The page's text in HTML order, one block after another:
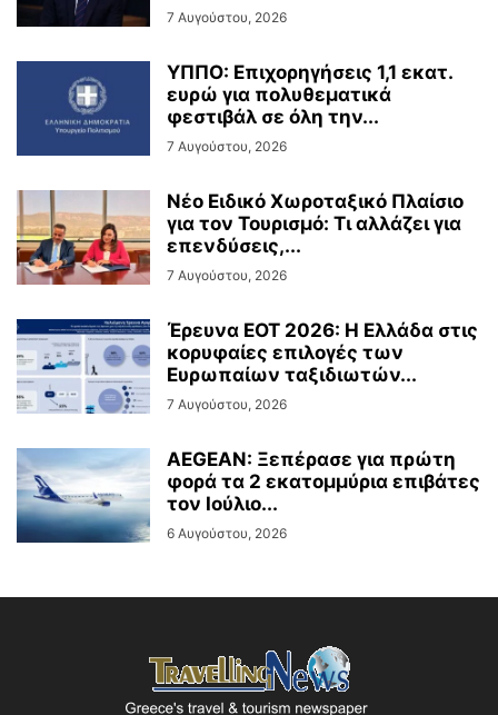
7 Αυγούστου, 2026
ΥΠΠΟ: Επιχορηγήσεις 1,1 εκατ.
ευρώ για πολυθεματικά
φεστιβάλ σε όλη την...
7 Αυγούστου, 2026
Νέο Ειδικό Χωροταξικό Πλαίσιο
για τον Τουρισμό: Τι αλλάζει για
επενδύσεις,...
7 Αυγούστου, 2026
Έρευνα ΕΟΤ 2026: Η Ελλάδα στις
κορυφαίες επιλογές των
Ευρωπαίων ταξιδιωτών...
7 Αυγούστου, 2026
AEGEAN: Ξεπέρασε για πρώτη
φορά τα 2 εκατομμύρια επιβάτες
τον Ιούλιο...
6 Αυγούστου, 2026